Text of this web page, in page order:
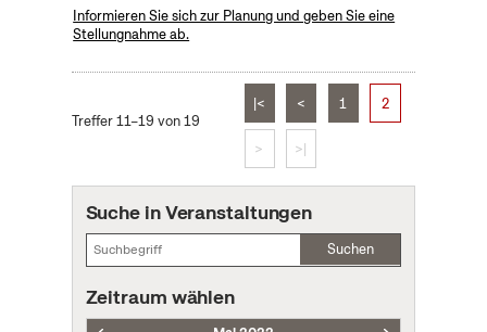
Informieren Sie sich zur Planung und geben Sie eine
Stellungnahme ab.
Treffer 11–19 von 19
|< < 1 2
> >|
Suche in Veranstaltungen
Suchen
Zeitraum wählen